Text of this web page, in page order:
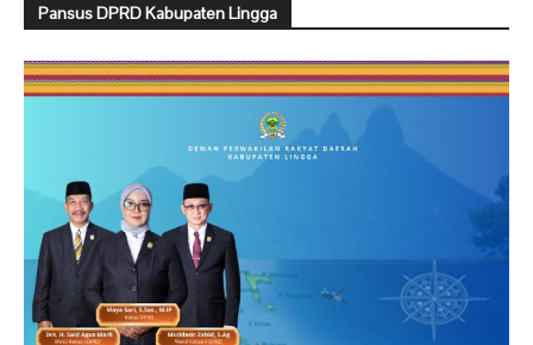
Pansus DPRD Kabupaten Lingga